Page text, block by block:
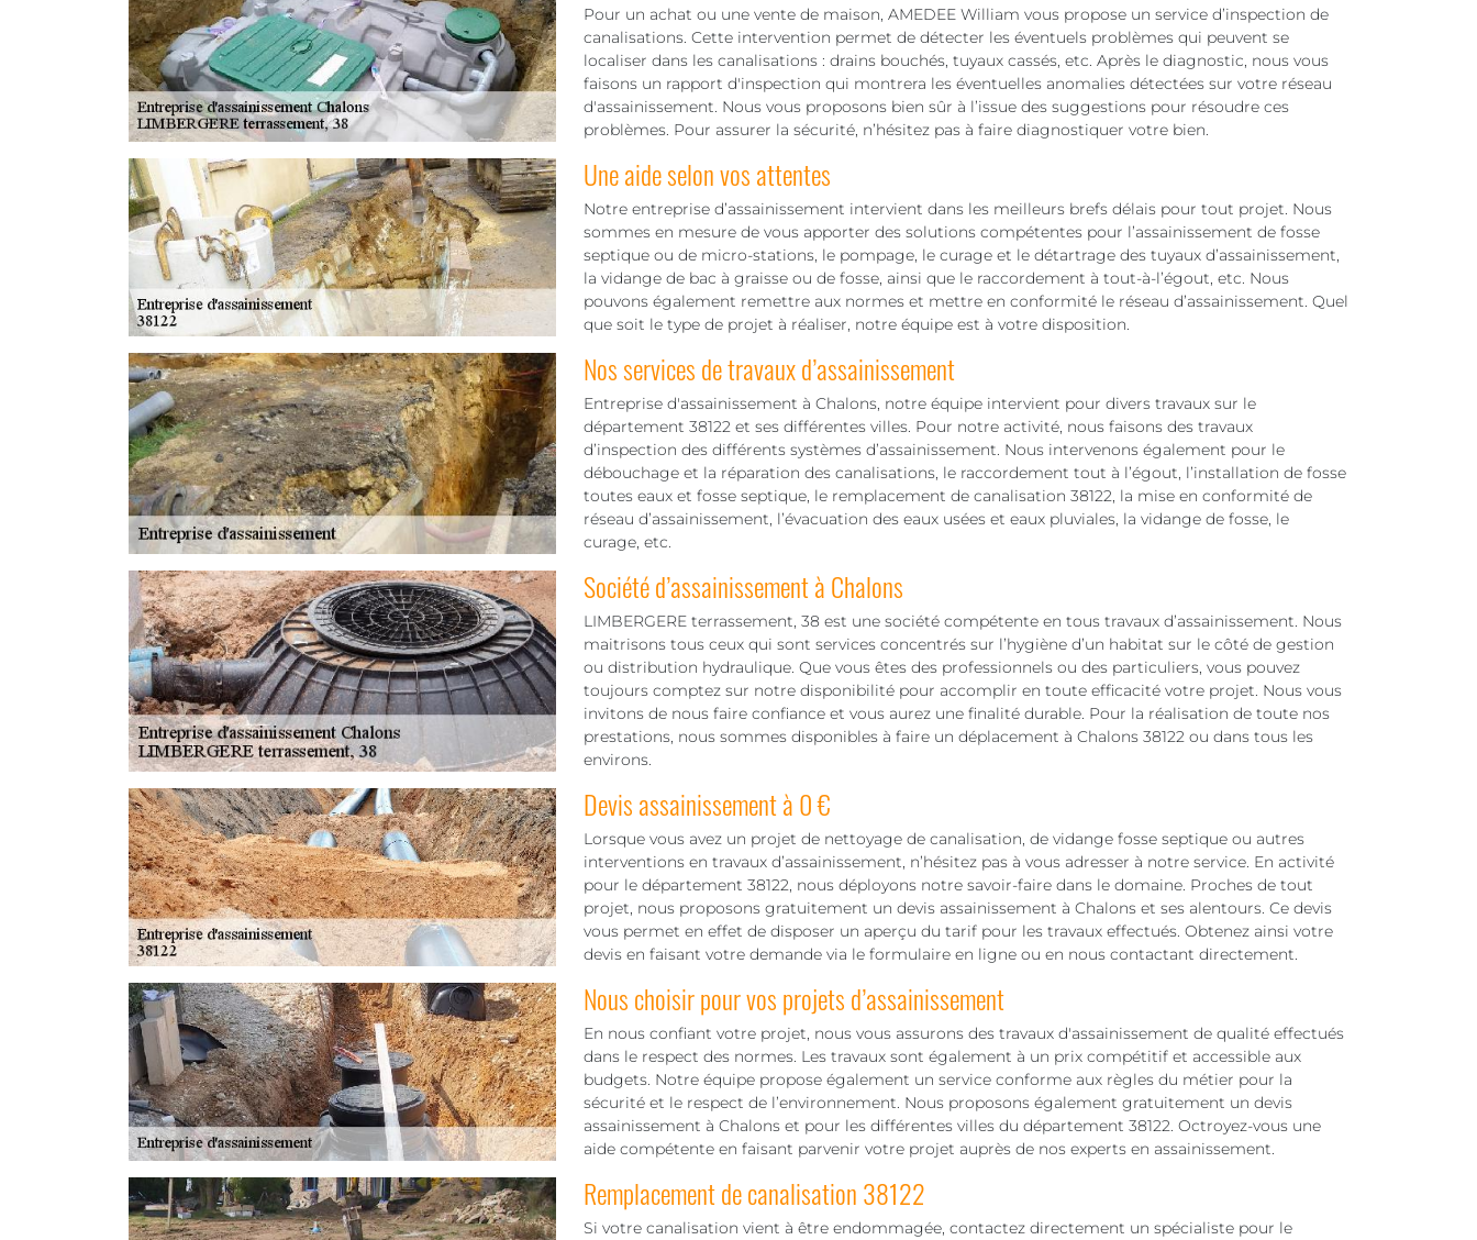
Pour un achat ou une vente de maison, AMEDEE William vous propose un service d’inspection de
canalisations. Cette intervention permet de détecter les éventuels problèmes qui peuvent se
localiser dans les canalisations : drains bouchés, tuyaux cassés, etc. Après le diagnostic, nous vous
faisons un rapport d'inspection qui montrera les éventuelles anomalies détectées sur votre réseau
d'assainissement. Nous vous proposons bien sûr à l’issue des suggestions pour résoudre ces
problèmes. Pour assurer la sécurité, n’hésitez pas à faire diagnostiquer votre bien.
Une aide selon vos attentes
Notre entreprise d’assainissement intervient dans les meilleurs brefs délais pour tout projet. Nous
sommes en mesure de vous apporter des solutions compétentes pour l’assainissement de fosse
septique ou de micro-stations, le pompage, le curage et le détartrage des tuyaux d’assainissement,
la vidange de bac à graisse ou de fosse, ainsi que le raccordement à tout-à-l’égout, etc. Nous
pouvons également remettre aux normes et mettre en conformité le réseau d’assainissement. Quel
que soit le type de projet à réaliser, notre équipe est à votre disposition.
Nos services de travaux d’assainissement
Entreprise d'assainissement à Chalons, notre équipe intervient pour divers travaux sur le
département 38122 et ses différentes villes. Pour notre activité, nous faisons des travaux
d’inspection des différents systèmes d’assainissement. Nous intervenons également pour le
débouchage et la réparation des canalisations, le raccordement tout à l’égout, l’installation de fosse
toutes eaux et fosse septique, le remplacement de canalisation 38122, la mise en conformité de
réseau d’assainissement, l’évacuation des eaux usées et eaux pluviales, la vidange de fosse, le
curage, etc.
Société d’assainissement à Chalons
LIMBERGERE terrassement, 38 est une société compétente en tous travaux d’assainissement. Nous
maitrisons tous ceux qui sont services concentrés sur l’hygiène d’un habitat sur le côté de gestion
ou distribution hydraulique. Que vous êtes des professionnels ou des particuliers, vous pouvez
toujours comptez sur notre disponibilité pour accomplir en toute efficacité votre projet. Nous vous
invitons de nous faire confiance et vous aurez une finalité durable. Pour la réalisation de toute nos
prestations, nous sommes disponibles à faire un déplacement à Chalons 38122 ou dans tous les
environs.
Devis assainissement à 0 €
Lorsque vous avez un projet de nettoyage de canalisation, de vidange fosse septique ou autres
interventions en travaux d’assainissement, n’hésitez pas à vous adresser à notre service. En activité
pour le département 38122, nous déployons notre savoir-faire dans le domaine. Proches de tout
projet, nous proposons gratuitement un devis assainissement à Chalons et ses alentours. Ce devis
vous permet en effet de disposer un aperçu du tarif pour les travaux effectués. Obtenez ainsi votre
devis en faisant votre demande via le formulaire en ligne ou en nous contactant directement.
Nous choisir pour vos projets d’assainissement
En nous confiant votre projet, nous vous assurons des travaux d'assainissement de qualité effectués
dans le respect des normes. Les travaux sont également à un prix compétitif et accessible aux
budgets. Notre équipe propose également un service conforme aux règles du métier pour la
sécurité et le respect de l’environnement. Nous proposons également gratuitement un devis
assainissement à Chalons et pour les différentes villes du département 38122. Octroyez-vous une
aide compétente en faisant parvenir votre projet auprès de nos experts en assainissement.
Remplacement de canalisation 38122
Si votre canalisation vient à être endommagée, contactez directement un spécialiste pour le